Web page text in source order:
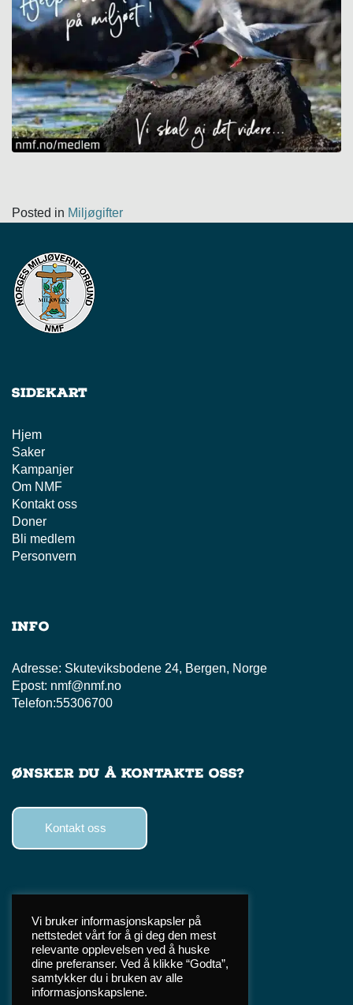
Posted in Miljøgifter
Sidekart
Hjem
Saker
Kampanjer
Om NMF
Kontakt oss
Doner
Bli medlem
Personvern
Info
Adresse: Skuteviksbodene 24, Bergen, Norge
Epost: nmf@nmf.no
Telefon:55306700
Ønsker du å kontakte oss?
Kontakt oss
Facebook
Instagram
TikTok
Vi bruker informasjonskapsler på
nettstedet vårt for å gi deg den mest
relevante opplevelsen ved å huske
dine preferanser. Ved å klikke “Godta”,
samtykker du i bruken av alle
informasjonskapslene.